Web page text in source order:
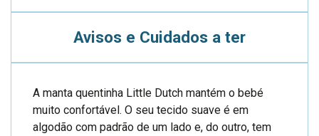
Avisos e Cuidados a ter
A manta quentinha Little Dutch mantém o bebé
muito confortável. O seu tecido suave é em
algodão com padrão de um lado e, do outro, tem